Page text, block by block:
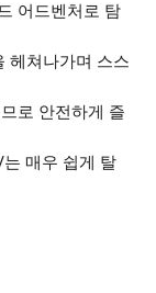
어드벤처로 탐
헤쳐나가며 스스
로 안전하게 즐
매우 쉽게 탈